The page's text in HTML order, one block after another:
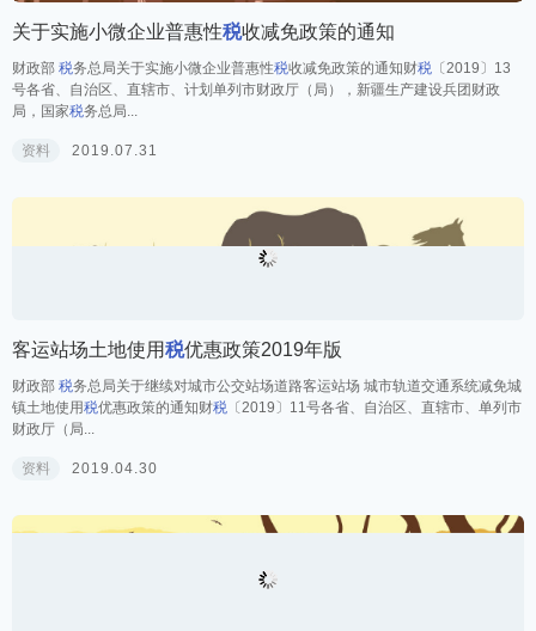
关于实施小微企业普惠性税收减免政策的通知
财政部 税务总局关于实施小微企业普惠性税收减免政策的通知财税 〔2019〕13
号各省、自治区、直辖市、计划单列市财政厅（局），新疆生产建设兵团财政
局，国家税务总局...
资料 2019.07.31
客运站场土地使用税优惠政策2019年版
财政部 税务总局关于继续对城市公交站场道路客运站场 城市轨道交通系统减免城
镇土地使用税优惠政策的通知财税 〔2019〕11号各省、自治区、直辖市、单列市
财政厅（局...
资料 2019.04.30